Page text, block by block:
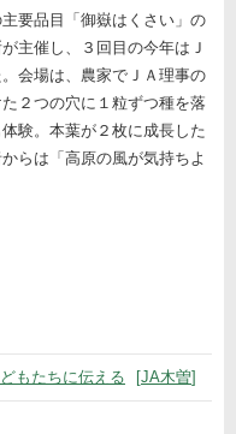
要品目「御嶽はくさい」の
主催し、３回目の今年はＪ
会場は、農家でＪＡ理事の
２つの穴に１粒ずつ種を落
験。本葉が２枚に成長した
らは「高原の風が気持ちよ
もたちに伝える JA木曽